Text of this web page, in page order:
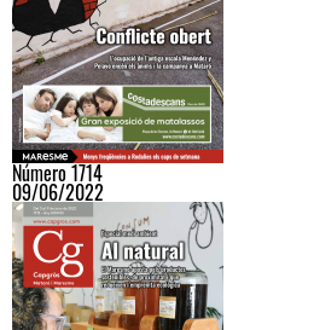
Número 1714
09/06/2022